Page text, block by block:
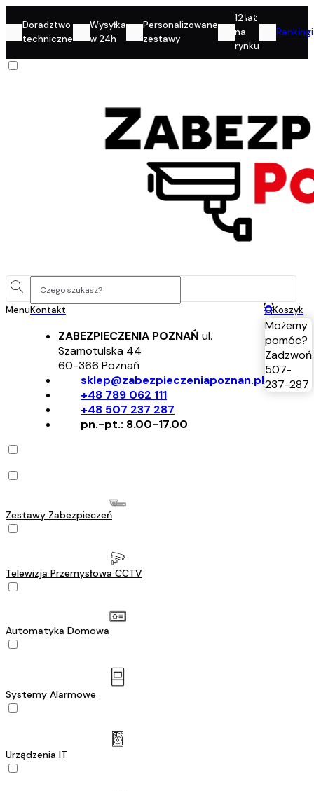
Doradztwo
techniczne
Wysyłka
w 24h
Personalizowane
zestawy
12 lat
na
rynku
Rankingi
MenuKontakt
ZABEZPIECZENIA POZNAŃ ul.
Szamotulska 44
60-366 Poznań
sklep@zabezpieczeniapoznan.pl
+48 789 062 111
+48 507 237 287
pn.-pt.: 8.00-17.00
Konto
0Koszyk
Możemy
pomóc?
Zadzwoń
507-
237-287
Zestawy Zabezpieczeń
Telewizja Przemysłowa CCTV
Automatyka Domowa
Systemy Alarmowe
Urządzenia IT